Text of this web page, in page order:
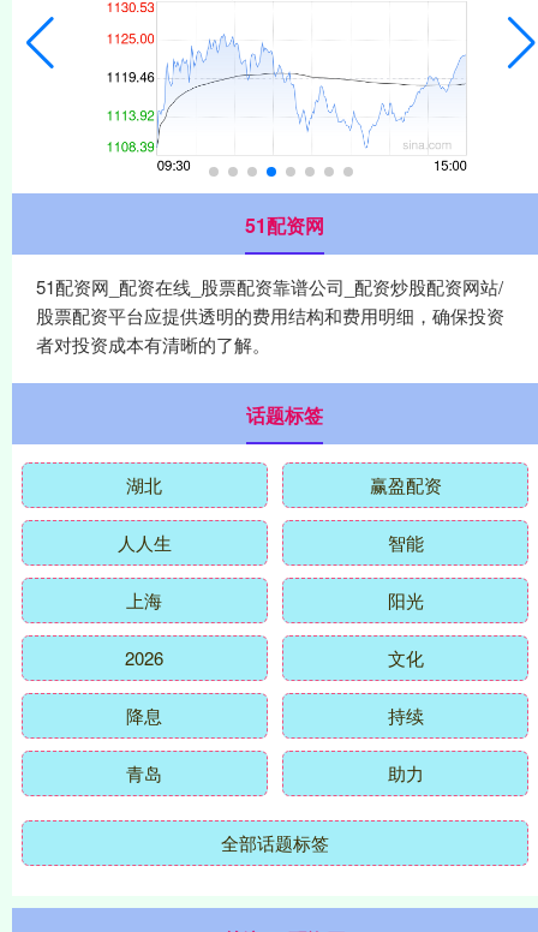
51配资网
51配资网_配资在线_股票配资靠谱公司_配资炒股配资网站/
股票配资平台应提供透明的费用结构和费用明细，确保投资
者对投资成本有清晰的了解。
话题标签
湖北 赢盈配资
人人生 智能
上海 阳光
2026 文化
降息 持续
青岛 助力
全部话题标签